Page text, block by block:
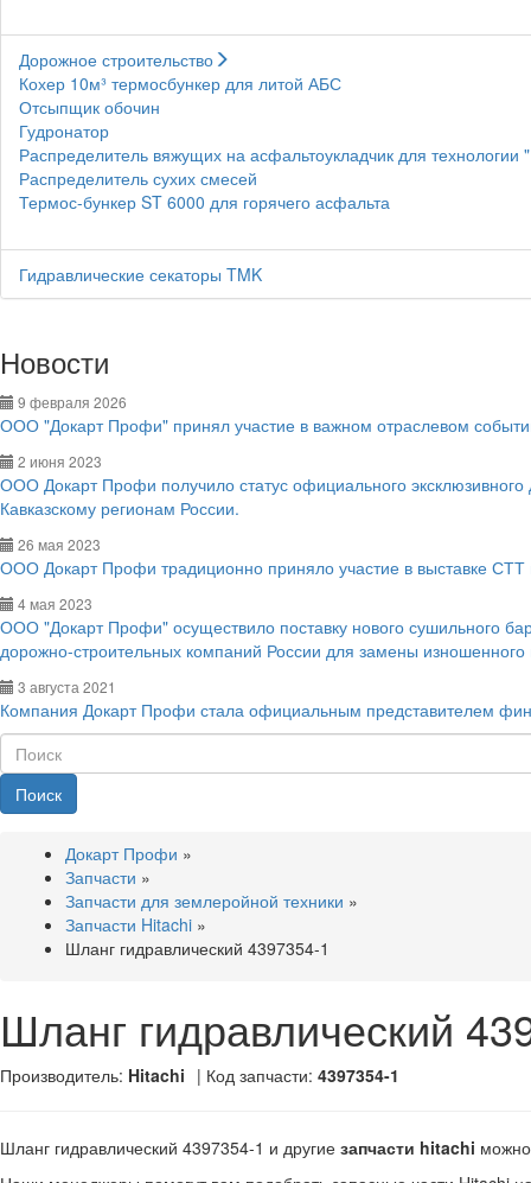
Дорожное строительство
Кохер 10м³ термосбункер для литой АБС
Отсыпщик обочин
Гудронатор
Распределитель вяжущих на асфальтоукладчик для технологии
Распределитель сухих смесей
Термос-бункер ST 6000 для горячего асфальта
Гидравлические секаторы TMK
Новости
9 февраля 2026
ООО "Докарт Профи" принял участие в важном отраслевом
2 июня 2023
ООО Докарт Профи получило статус официального
Кавказскому регионам России.
26 мая 2023
ООО Докарт Профи традиционно приняло участие в выставке СТТ
4 мая 2023
ООО "Докарт Профи" осуществило поставку нового сушильного
дорожно-строительных компаний России для замены
3 августа 2021
Компания Докарт Профи стала официальным представителем
Поиск
Докарт Профи »
Запчасти »
Запчасти для землеройной техники »
Запчасти Hitachi »
Шланг гидравлический 4397354-1
Шланг гидравлический
Производитель: Hitachi | Код запчасти: 4397354-1
Шланг гидравлический 4397354-1 и другие запчасти hitachi